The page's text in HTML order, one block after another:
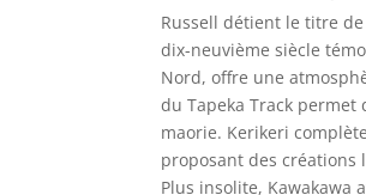
Russell détient le titre
dix-neuvième siècle
Nord, offre une
du Tapeka Track
maorie. Kerikeri
proposant des créations
Plus insolite,